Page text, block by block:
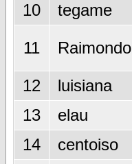
10
tegame
11 Raimondo
12
luisiana
13
elau
14
centoiso